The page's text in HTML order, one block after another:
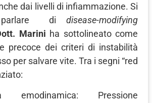
dai livelli di infiammazione. Si
parlare di disease-modifying
Marini ha sottolineato come
precoce dei criteri di instabilità
per salvare vite. Tra i segni “red
emodinamica: Pressione